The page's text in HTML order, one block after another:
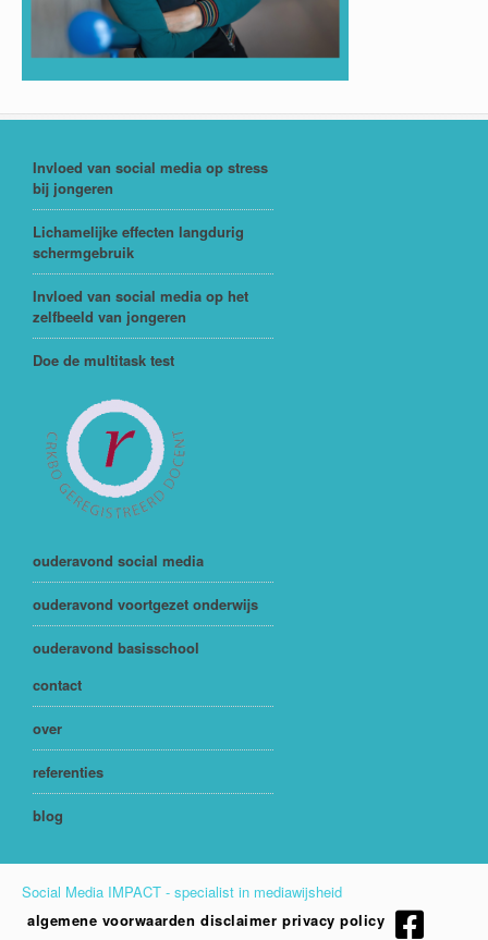
Invloed van social media op stress
bij jongeren
Lichamelijke effecten langdurig
schermgebruik
Invloed van social media op het
zelfbeeld van jongeren
Doe de multitask test
ouderavond social media
ouderavond voortgezet onderwijs
ouderavond basisschool
contact
over
referenties
blog
Social Media IMPACT - specialist in mediawijsheid
algemene voorwaarden disclaimer privacy policy